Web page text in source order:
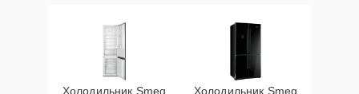
Холодильник Smeg
Холодильник Smeg